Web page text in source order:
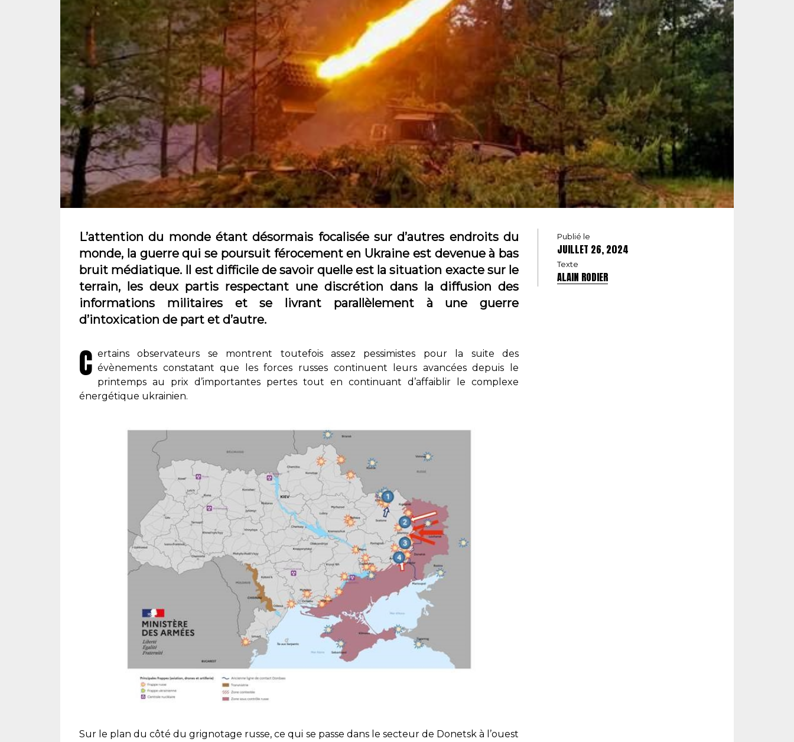
L’attention du monde étant désormais focalisée sur d’autres endroits du
monde, la guerre qui se poursuit férocement en Ukraine est devenue à bas
bruit médiatique. Il est difficile de savoir quelle est la situation exacte sur le
terrain, les deux partis respectant une discrétion dans la diffusion des
informations militaires et se livrant parallèlement à une guerre
d’intoxication de part et d’autre.
C ertains observateurs se montrent toutefois assez pessimistes pour la suite des
évènements constatant que les forces russes continuent leurs avancées depuis le
printemps au prix d’importantes pertes tout en continuant d’affaiblir le complexe
énergétique ukrainien.
Sur le plan du côté du grignotage russe, ce qui se passe dans le secteur de Donetsk à l’ouest
Publié le
JUILLET 26, 2024
Texte
ALAIN RODIER